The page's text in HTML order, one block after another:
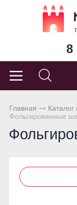
8
Главная Каталог
Фольгированные